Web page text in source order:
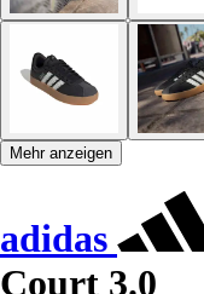
Mehr anzeigen
adidas
Court 3.0